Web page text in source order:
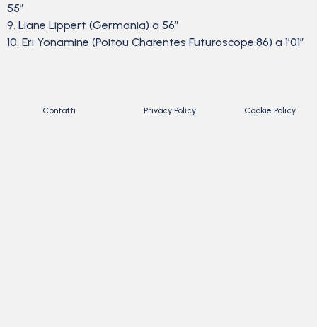
55″
9. Liane Lippert (Germania) a 56″
10. Eri Yonamine (Poitou Charentes Futuroscope.86) a 1’01”
Contatti Privacy Policy Cookie Policy